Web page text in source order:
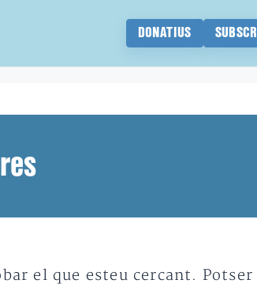
DONATIUS
el que esteu cercant.